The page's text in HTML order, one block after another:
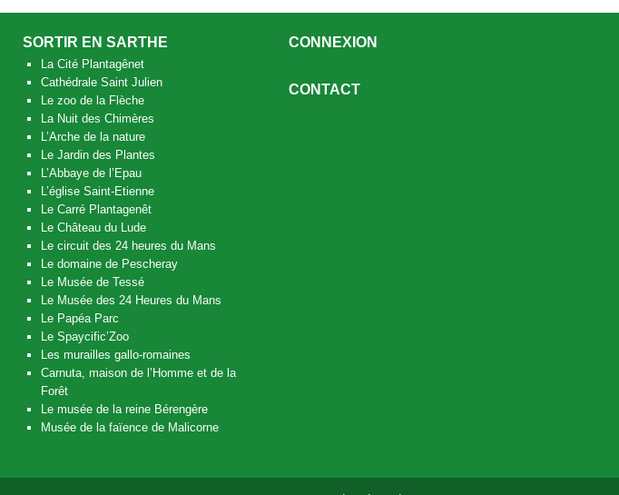
SORTIR EN SARTHE
La Cité Plantagênet
Cathédrale Saint Julien
Le zoo de la Flèche
La Nuit des Chimères
L’Arche de la nature
Le Jardin des Plantes
L’Abbaye de l’Epau
L’église Saint-Etienne
Le Carré Plantagenêt
Le Château du Lude
Le circuit des 24 heures du Mans
Le domaine de Pescheray
Le Musée de Tessé
Le Musée des 24 Heures du Mans
Le Papéa Parc
Le Spaycific’Zoo
Les murailles gallo-romaines
Carnuta, maison de l’Homme et de la
Forêt
Le musée de la reine Bérengère
Musée de la faïence de Malicorne
CONNEXION
CONTACT